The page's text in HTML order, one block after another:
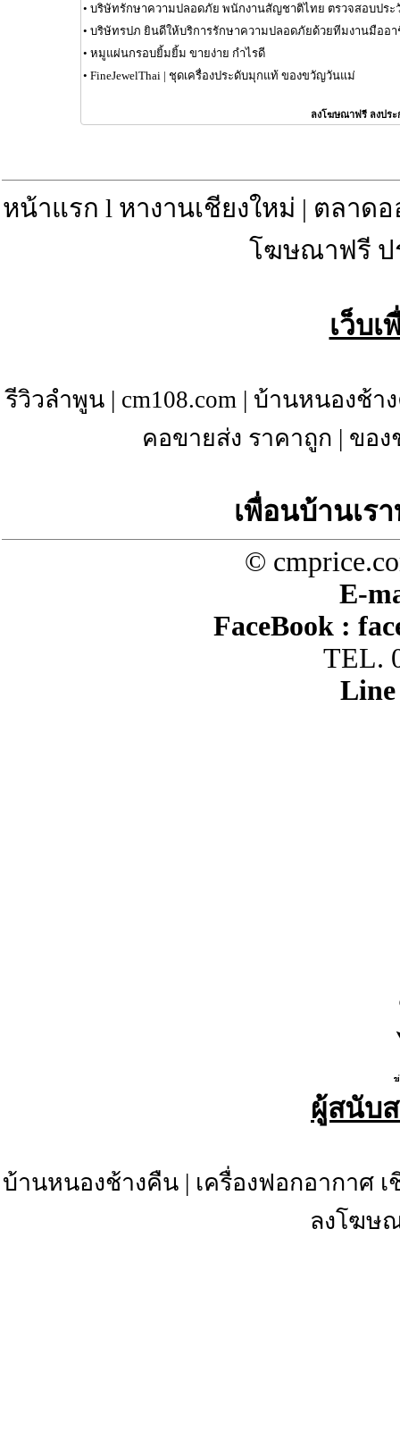
• บริษัทรักษาความปลอดภัย พนักงานสัญชาติไทย ตรวจสอบประ
• บริษัทรปภ ยินดีให้บริการรักษาความปลอดภัยด้วยทีมงานมืออ
• หมูแผ่นกรอบยิ้มยิ้ม ขายง่าย กำไรดี
• FineJewelThai | ชุดเครื่องประดับมุกแท้ ของขวัญวันแม่
ลงโฆษณาฟรี ลงประ
หน้าแรก l หางานเชียงใหม่ | ตลาด
โฆษณาฟรี ป
เว็บ
รีวิวลำพูน | cm108.com | บ้านหนองช้า
คอขายส่ง ราคาถูก | ของ
เพื่อนบ้านเร
©
E-
FaceBook :
TEL.
ผู้สนับ
บ้านหนองช้างคืน | เครื่องฟอกอากาศ
ลงโฆษ